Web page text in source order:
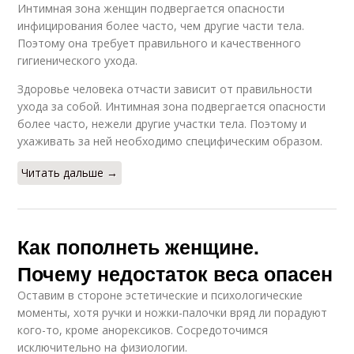
Интимная зона женщин подвергается опасности
инфицирования более часто, чем другие части тела.
Поэтому она требует правильного и качественного
гигиенического ухода.
Здоровье человека отчасти зависит от правильности
ухода за собой. Интимная зона подвергается опасности
более часто, нежели другие участки тела. Поэтому и
ухаживать за ней необходимо специфическим образом.
Читать дальше →
Как пополнеть женщине.
Почему недостаток веса опасен
Оставим в стороне эстетические и психологические
моменты, хотя ручки и ножки-палочки вряд ли порадуют
кого-то, кроме анорексиков. Сосредоточимся
исключительно на физиологии.